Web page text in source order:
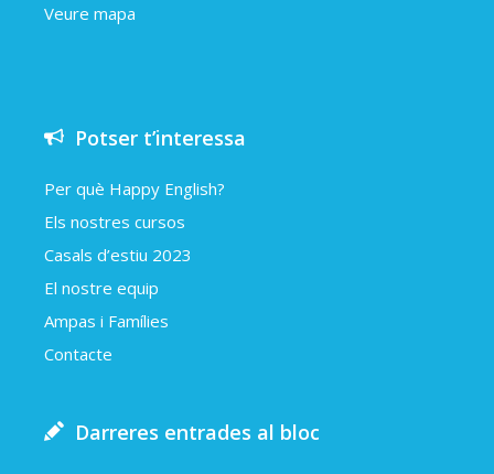
Veure mapa
Potser t’interessa
Per què Happy English?
Els nostres cursos
Casals d’estiu 2023
El nostre equip
Ampas i Famílies
Contacte
Darreres entrades al bloc